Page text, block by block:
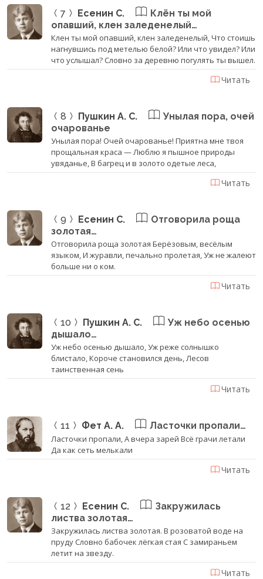
7 Есенин С.
Клён ты мой
опавший, клен заледенелый…
Клен ты мой опавший, клен заледенелый, Что стоишь
нагнувшись под метелью белой? Или что увидел? Или
что услышал? Словно за деревню погулять ты вышел.
Читать
8 Пушкин А. С.
Унылая пора, очей
очарованье
Унылая пора! Очей очарованье! Приятна мне твоя
прощальная краса — Люблю я пышное природы
увяданье, В багрец и в золото одетые леса,
Читать
9 Есенин С.
Отговорила роща
золотая…
Отговорила роща золотая Берёзовым, весёлым
языком, И журавли, печально пролетая, Уж не жалеют
больше ни о ком.
Читать
10 Пушкин А. С.
Уж небо осенью
дышало…
Уж небо осенью дышало, Уж реже солнышко
блистало, Короче становился день, Лесов
таинственная сень
Читать
11 Фет А. А. Ласточки пропали…
Ласточки пропали, А вчера зарей Всё грачи летали
Да как сеть мелькали
Читать
12 Есенин С.
Закружилась
листва золотая…
Закружилась листва золотая. В розоватой воде на
пруду Словно бабочек лёгкая стая С замираньем
летит на звезду.
Читать